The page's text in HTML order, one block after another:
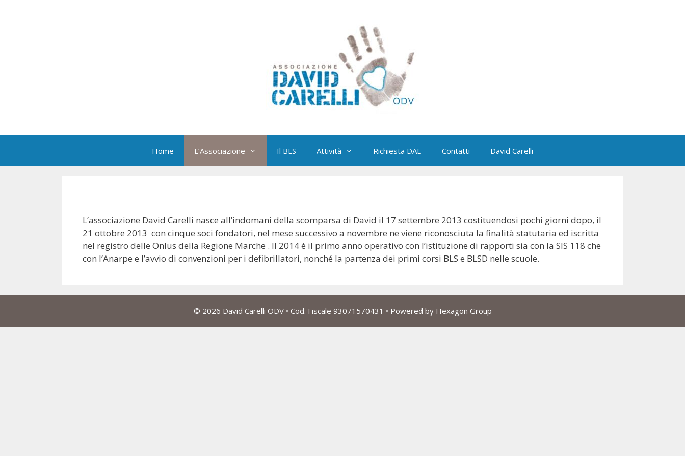
Home L’Associazione Il BLS Attività Richiesta DAE Contatti David Carelli
L’associazione David Carelli nasce all’indomani della scomparsa di David il 17 settembre 2013 costituendosi pochi giorni dopo, il
21 ottobre 2013 con cinque soci fondatori, nel mese successivo a novembre ne viene riconosciuta la finalità statutaria ed iscritta
nel registro delle Onlus della Regione Marche . Il 2014 è il primo anno operativo con l’istituzione di rapporti sia con la SIS 118 che
con l’Anarpe e l’avvio di convenzioni per i defibrillatori, nonché la partenza dei primi corsi BLS e BLSD nelle scuole.
© 2026 David Carelli ODV• Cod. Fiscale 93071570431 • Powered by Hexagon Group